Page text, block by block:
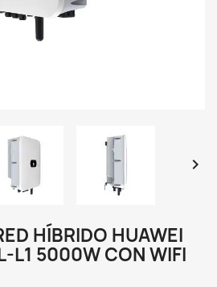

HÍBRIDO HUAWEI
L1 5000W CON WIFI